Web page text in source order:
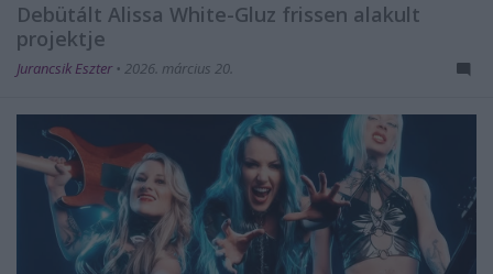
Debütált Alissa White-Gluz frissen alakult
projektje
Jurancsik Eszter • 2026. március 20.